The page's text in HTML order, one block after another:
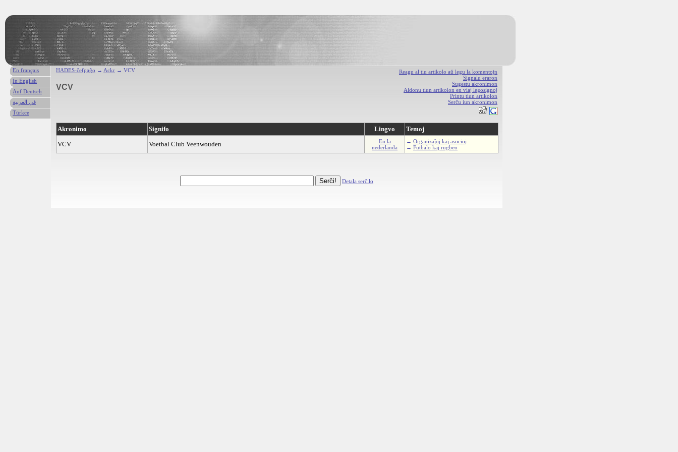
Reagu al tiu artikolo aŭ legu la komentojn
Signalu eraron
Sugestu akronimon
Aldonu tiun artikolon en viaj legosignoj
Printu tiun artikolon
Serĉu iun akronimon
HADES-ĉefpaĝo → Ackr → VCV
VCV
Akronimo Signifo Lingvo
Temoj
VCV
Voetbal Club Veenwouden
En la
nederlanda
→ Organizaĵoj kaj asocioj
→ Futbalo kaj rugbeo
Detala serĉilo
En français
In English
Auf Deutsch
في العربية
Türkce